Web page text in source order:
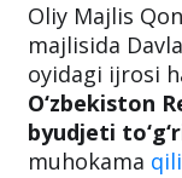
Oliy Majlis
majlisida
oyidagi ijrosi
O‘zbekiston
byudjeti
muhokama